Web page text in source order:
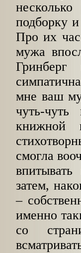
подборку
Про их
мужа
мне ваш
чуть-
книжной
смогла
затем,
–
именно
со